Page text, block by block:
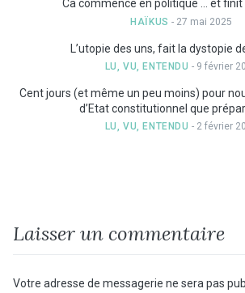
Ca commence en politique … et finit
HAÏKUS - 27 mai 2025
L’utopie des uns, fait la dystopie
LU, VU, ENTENDU - 9 février
Cent jours (et même un peu moins) pour
d’Etat constitutionnel que
LU, VU, ENTENDU - 2 février
Laisser un commentaire
Votre adresse de messagerie ne sera pas